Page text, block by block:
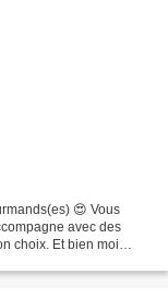
😍 Vous
avec des
choix. Et bien moi